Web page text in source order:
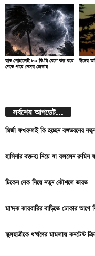
রাত পোহালেই ৮০ কি.মি বেগে ঝড় বয়ে
যেতে পারে যেসব জেলায়
ঈদের
সর্বশেষ আপডেট...
মির্জা ফখরুলই কি হচ্ছেন বঙ্গভবনের নতুন
হাসিনার বক্তব্য নিয়ে যা বললেন রুমিন
চিকেন নেক নিয়ে নতুন কৌশলে ভারত
মা’দক কারবারির বাড়িতে ঢোকার আগে
স্কুলছাত্রীকে ধ’র্ষণের মামলায় কনটেন্ট